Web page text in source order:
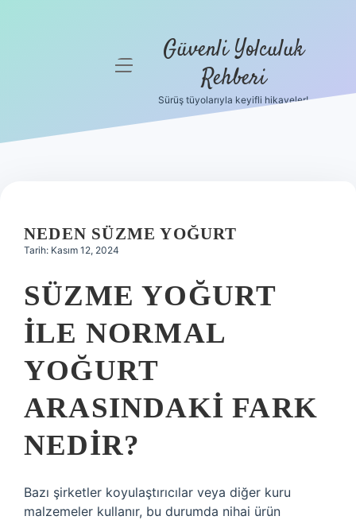
Hakkımızda
menüyü Güvenli Yolculuk
Rehberi
Sürüş tüyolarıyla keyifli hikayeler!
NEDEN SÜZME YOĞURT
Tarih: Kasım 12, 2024
SÜZME YOĞURT
ILE NORMAL
YOĞURT
ARASINDAKI FARK
NEDIR?
Bazı şirketler koyulaştırıcılar veya diğer kuru
malzemeler kullanır, bu durumda nihai ürün